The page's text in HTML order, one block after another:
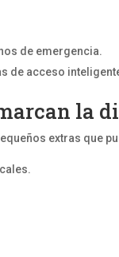
de emergencia.
de acceso
la
extras que